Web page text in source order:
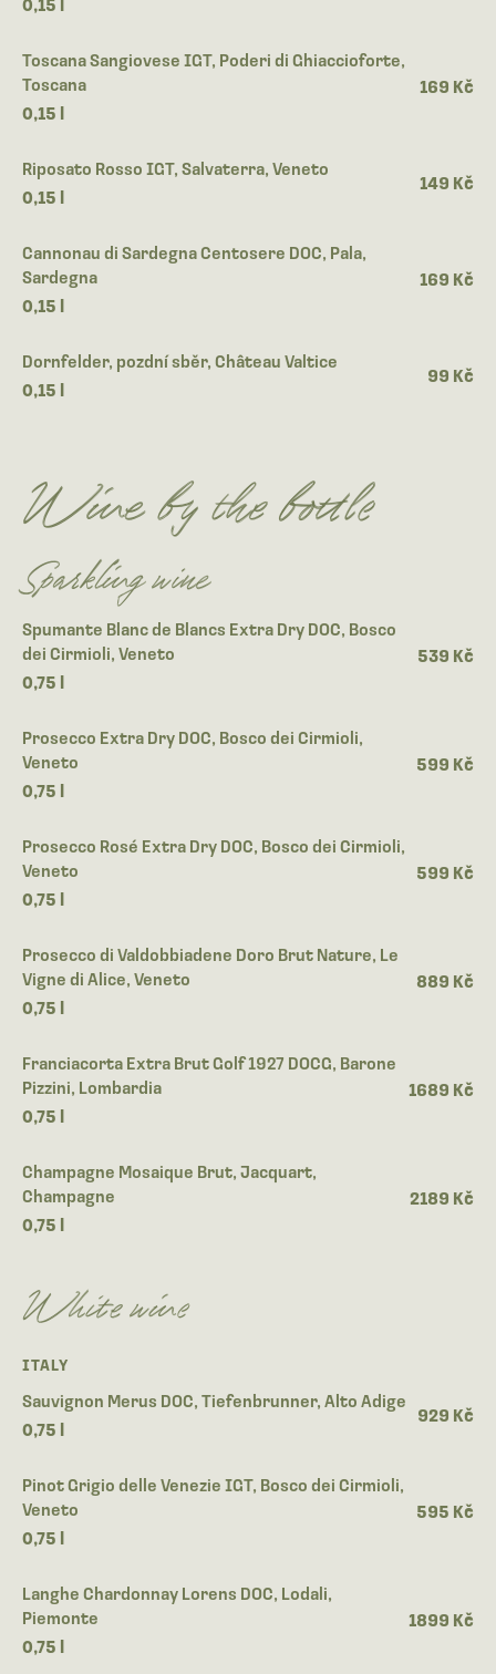
Toscana Sangiovese IGT, Poderi di Ghiaccioforte,
Toscana
0,15 l
169 Kč
Riposato Rosso IGT, Salvaterra, Veneto
0,15 l
149 Kč
Cannonau di Sardegna Centosere DOC, Pala,
Sardegna
0,15 l
169 Kč
Dornfelder, pozdní sběr, Château Valtice
0,15 l
99 Kč
Wine by the bottle
Sparkling wine
Spumante Blanc de Blancs Extra Dry DOC, Bosco
dei Cirmioli, Veneto
0,75 l
539 Kč
Prosecco Extra Dry DOC, Bosco dei Cirmioli,
Veneto
0,75 l
599 Kč
Prosecco Rosé Extra Dry DOC, Bosco dei Cirmioli,
Veneto
0,75 l
599 Kč
Prosecco di Valdobbiadene Doro Brut Nature, Le
Vigne di Alice, Veneto
0,75 l
889 Kč
Franciacorta Extra Brut Golf 1927 DOCG, Barone
Pizzini, Lombardia
0,75 l
1689 Kč
Champagne Mosaique Brut, Jacquart,
Champagne
0,75 l
2189 Kč
White wine
ITALY
Sauvignon Merus DOC, Tiefenbrunner, Alto Adige
0,75 l
929 Kč
Pinot Grigio delle Venezie IGT, Bosco dei Cirmioli,
Veneto
0,75 l
595 Kč
Langhe Chardonnay Lorens DOC, Lodali,
Piemonte
0,75 l
1899 Kč